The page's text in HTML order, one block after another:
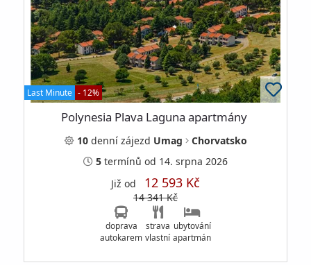
Last Minute - 12%
Polynesia Plava Laguna apartmány
10dennízájezd Umag
Chorvatsko
5 termínů od 14. srpna 2026
Již od 12 593 Kč
14 341 Kč
doprava
autokarem
strava
vlastní
ubytování
apartmán